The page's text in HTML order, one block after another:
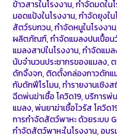
ข้าวสารในโรงงาน,กำจัดมดใน
มอดแป้งในโรงงาน,กำจัดยุงใน
สัตว์รบกวน,กำจัดหนูในโรงงาน
ผลิตภัณฑ์,กำจัดแมลงปนเปื้อ
แมลงสาปในโรงงาน,กำจัดแมล
นับจำนวนประชากรของแมลง,
ดักจิ้งจก,ติดตั้งกล่องกาวดักแ
กับดักฟีโรโมน,ทำรายงานเชิง
ฉีดพ่นฆ่าเชื้อ โควิด19,บริการพ่
แมลง,พ่นยาฆ่าเชื้อไวรัส โควิด
การกำจัดสัตว์พาหะ ด้วยระบบ
กำจัดสัตว์พาหะในโรงงาน,อบร